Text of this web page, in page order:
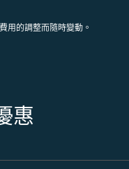
用的調整而隨時變動。
惠